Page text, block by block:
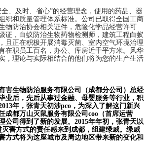
、及时、省心”的经营理念，使用的药品、器
织和质量管理体系标准。公司已取得全国工商
物防治协会相关证件，危险化学品经营许可
证，白蚁防治生物药物检测师，建筑工程白蚁
且正在积极开展消毒灭菌、室内空气环境治理
在职员工百名，办公、库房近千平方米。风华
，理论与实际相结合的他们将为您的生产生活
害生物防治服务有限公司（成都分公司） 总经
业后，先后从事过金融、母婴服务等行业，积
年，张青天初涉pco，为深入了解这门新兴
成都万山灭鼠服务有限公司coo（首席运营
公司得到了新的发展。2015年年初，张青天以
害方式的责任感来到成都，组建绿威。绿威
方式将为这座城市及周边地区带来新的变化和